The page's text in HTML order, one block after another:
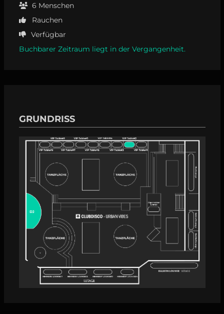
6 Menschen
Rauchen
Verfügbar
Buchbarer Zeitraum liegt in der Vergangenheit.
GRUNDRISS